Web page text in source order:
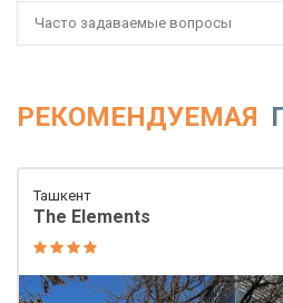
Часто задаваемые вопросы
РЕКОМЕНДУЕМАЯ
Ташкент
The Elements